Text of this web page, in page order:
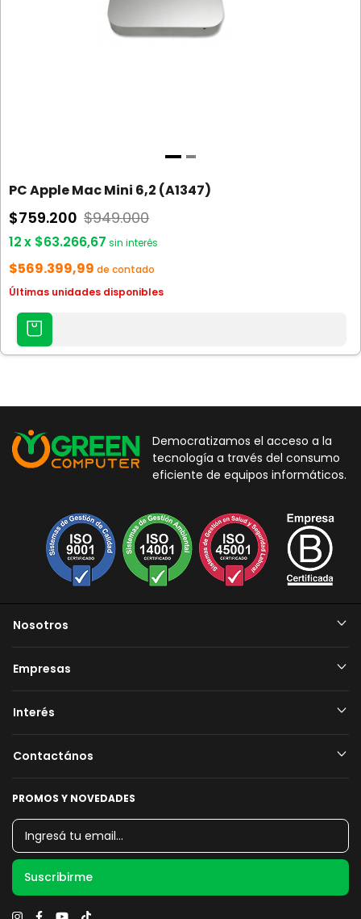
PC Apple Mac Mini 6,2 (A1347)
$759.200 $949.000
12x $63.266,67 sin interés
$569.399,99 de contado
Últimas unidades disponibles
AGREGAR
CARRITO
Democratizamos el acceso a la
tecnología a través del consumo
eficiente de equipos informáticos.
Nosotros
Empresas
Interés
Contactános
PROMOS Y NOVEDADES